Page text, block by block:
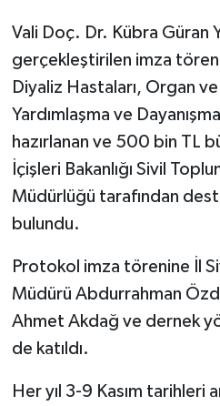
Vali Doç. Dr. Kübra Güran
gerçekleştirilen imza
Diyaliz Hastaları, Organ
Yardımlaşma ve
hazırlanan ve 500 bin TL
İçişleri Bakanlığı Sivil
Müdürlüğü tarafından
bulundu.
Protokol imza törenine İl
Müdürü Abdurrahman
Ahmet Akdağ ve dernek
de katıldı.
Her yıl 3-9 Kasım tarihleri